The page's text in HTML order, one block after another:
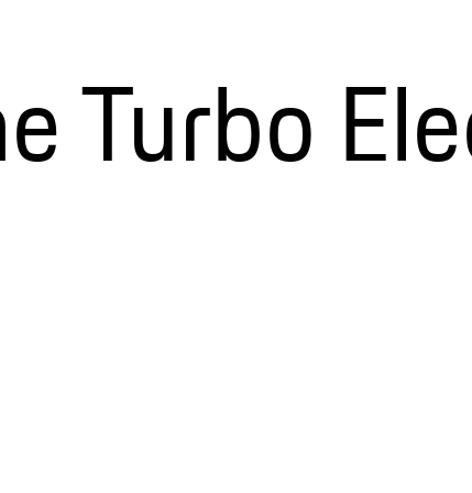
Turbo